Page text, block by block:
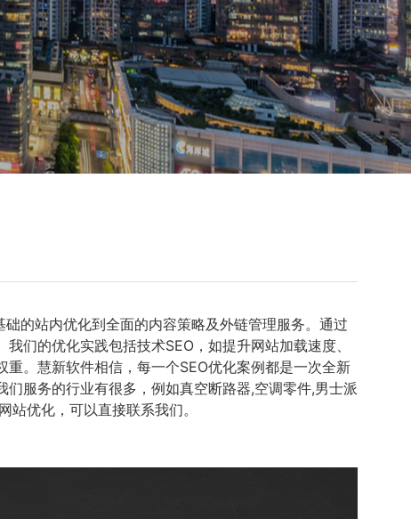
的站内优化到全面的内容策略及外链管理服务。通过
们的优化实践包括技术SEO，如提升网站加载速度、
。慧新软件相信，每一个SEO优化案例都是一次全新
服务的行业有很多，例如真空断路器,空调零件,男士派
优化，可以直接联系我们。